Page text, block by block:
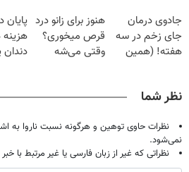
(◂پرسش‌نامه)
جادوی درمان
جای زخم در سه
هفته! (همین
هنوز برای زانو درد
قرص میخوری؟
وقتی می‌شه
پایان
دندان
نظر شما
نظرات حاوی توهین و هرگونه نسبت ناروا
نمی‌شود.
نظراتی که غیر از زبان فارسی یا غیر مرتبط با